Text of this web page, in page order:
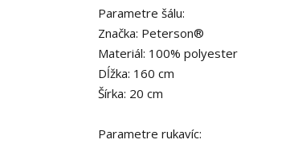
Parametre šálu:
Značka: Peterson®
Materiál: 100% polyester
Dĺžka: 160 cm
Šírka: 20 cm
Parametre rukavíc: